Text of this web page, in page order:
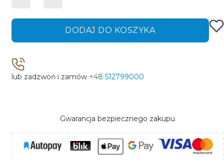
DODAJ DO KOSZYKA
lub zadzwoń i zamów +48 512799000
Gwarancja bezpiecznego zakupu